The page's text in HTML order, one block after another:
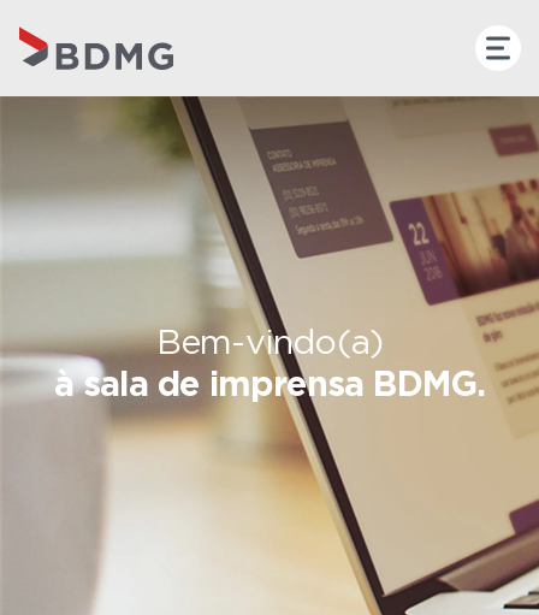
Bem-vindo(a)
à sala de imprensa BDMG.